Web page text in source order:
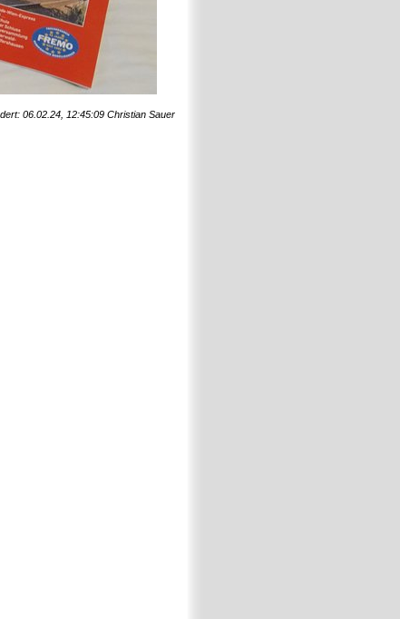
06.02.24, 12:45:09 Christian Sauer